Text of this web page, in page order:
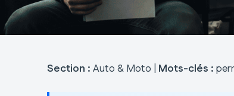
Section : Auto & Moto | Mots-clés :